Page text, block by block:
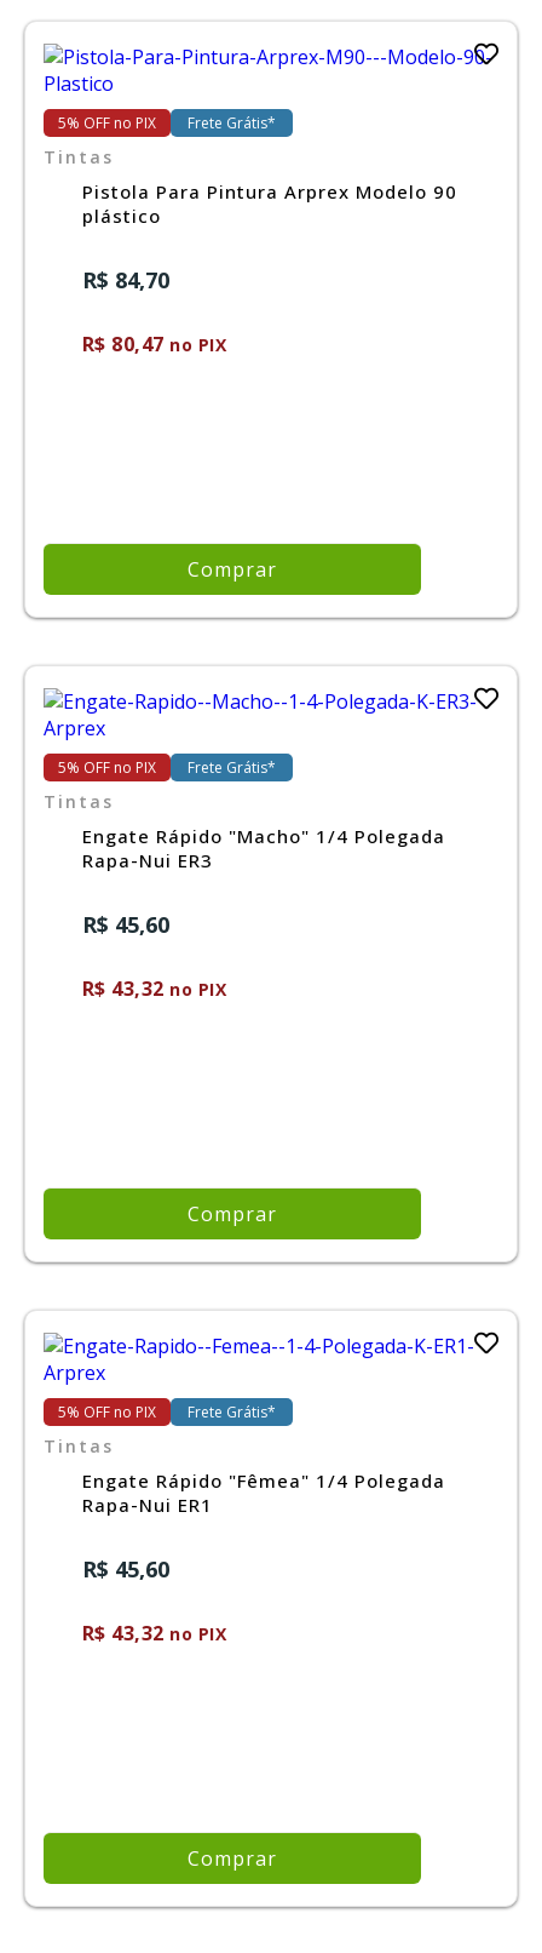
5% OFF no PIX Frete Grátis*
Tintas
Pistola Para Pintura Arprex Modelo 90
plástico
R$ 84,70
R$ 80,47 no PIX
Comprar
5% OFF no PIX Frete Grátis*
Tintas
Engate Rápido "Macho" 1/4 Polegada
Rapa-Nui ER3
R$ 45,60
R$ 43,32 no PIX
Comprar
5% OFF no PIX Frete Grátis*
Tintas
Engate Rápido "Fêmea" 1/4 Polegada
Rapa-Nui ER1
R$ 45,60
R$ 43,32 no PIX
Comprar